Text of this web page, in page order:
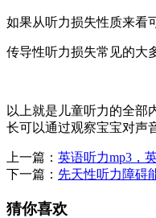
如果从听力损失性质来看
传导性听力损失常见的大
以上就是儿童听力的全部
长可以通过观察宝宝对声
上一篇： 英语听力mp3，
下一篇： 先天性听力障碍
猜你喜欢